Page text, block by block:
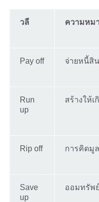
วลี ความหม
Pay off จ่ายหนี้สิ
Run
up
สร้างให้
Rip off การคิดมู
Save
up
ออมทรัพย์